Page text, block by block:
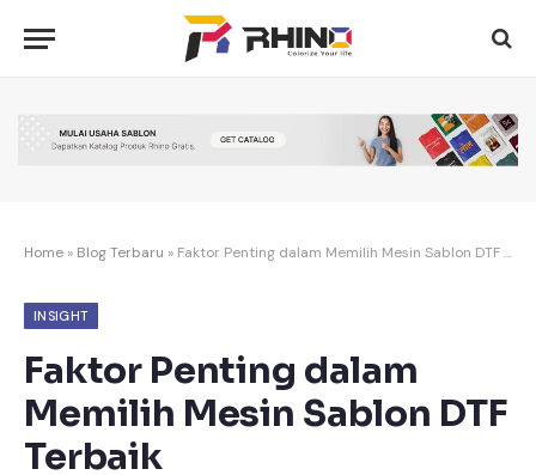
Home » Blog Terbaru » Faktor Penting dalam Memilih Mesin Sablon DTF Terbaik
INSIGHT
Faktor Penting dalam
Memilih Mesin Sablon DTF
Terbaik